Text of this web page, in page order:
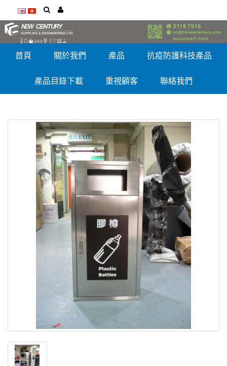
首頁 關於我們 產品 抗疫防護科技產品
產品目錄下載 重視顧客 聯絡我們